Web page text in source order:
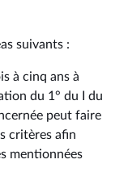
suivants :
à cinq ans à
du 1° du I du
peut faire
critères afin
mentionnées